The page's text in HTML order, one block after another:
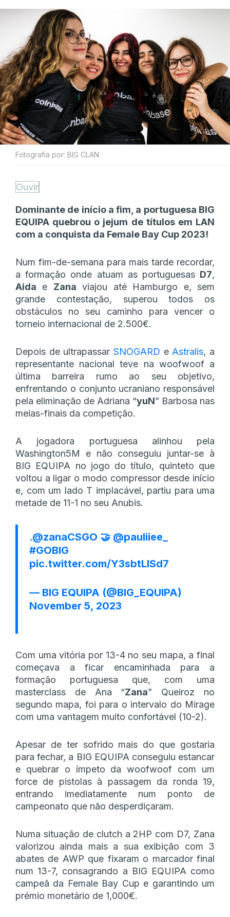
Fotografia por: BIG CLAN
Ouvir
Dominante de início a fim, a portuguesa BIG
EQUIPA quebrou o jejum de títulos em LAN
com a conquista da Female Bay Cup 2023!
Num fim-de-semana para mais tarde recordar,
a formação onde atuam as portuguesas D7,
Aida e Zana viajou até Hamburgo e, sem
grande contestação, superou todos os
obstáculos no seu caminho para vencer o
torneio internacional de 2.500€.
Depois de ultrapassar SNOGARD e Astralis, a
representante nacional teve na woofwoof a
última barreira rumo ao seu objetivo,
enfrentando o conjunto ucraniano responsável
pela eliminação de Adriana “yuN” Barbosa nas
meias-finais da competição.
A jogadora portuguesa alinhou pela
Washington5M e não conseguiu juntar-se à
BIG EQUIPA no jogo do título, quinteto que
voltou a ligar o modo compressor desde início
e, com um lado T implacável, partiu para uma
metade de 11-1 no seu Anubis.
.@zanaCSGO 🤝 @pauliiee_
#GOBIG
pic.twitter.com/Y3sbtLlSd7
— BIG EQUIPA (@BIG_EQUIPA)
November 5, 2023
Com uma vitória por 13-4 no seu mapa, a final
começava a ficar encaminhada para a
formação portuguesa que, com uma
masterclass de Ana “Zana” Queiroz no
segundo mapa, foi para o intervalo do Mirage
com uma vantagem muito confortável (10-2).
Apesar de ter sofrido mais do que gostaria
para fechar, a BIG EQUIPA conseguiu estancar
e quebrar o ímpeto da woofwoof com um
force de pistolas à passagem da ronda 19,
entrando imediatamente num ponto de
campeonato que não desperdiçaram.
Numa situação de clutch a 2HP com D7, Zana
valorizou ainda mais a sua exibição com 3
abates de AWP que fixaram o marcador final
num 13-7, consagrando a BIG EQUIPA como
campeã da Female Bay Cup e garantindo um
prémio monetário de 1,000€.